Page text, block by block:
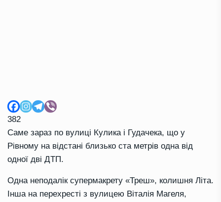
382
Саме зараз по вулиці Кулика і Гудачека, що у
Рівному на відстані близько ста метрів одна від
одної дві ДТП.
Одна неподалік супермакрету «Треш», колишня Літа.
Інша на перехресті з вулицею Віталія Магеля,